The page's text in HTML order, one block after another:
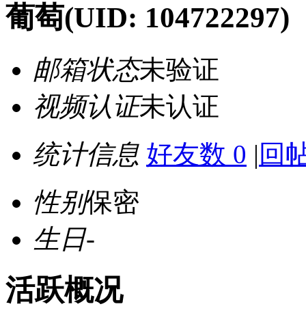
葡萄(UID: 104722297)
邮箱状态未验证
视频认证未认证
统计信息 好友数 0 | 回
性别保密
生日-
活跃概况